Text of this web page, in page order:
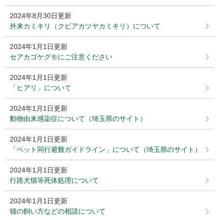
2024年8月30日更新
外来カミキリ（クビアカツヤカミキリ）について
2024年1月1日更新
セアカゴケグモにご注意ください
2024年1月1日更新
「ヒアリ」について
2024年1月1日更新
動物由来感染症について（埼玉県のサイト）
2024年1月1日更新
「ペット同行避難ガイドライン」について（埼玉県のサイト）
2024年1月1日更新
行路犬猫等死体処理について
2024年1月1日更新
猫の飼い方などの相談について